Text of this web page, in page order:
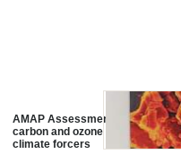
AMAP Assessment 2015 : Black
carbon and ozone as Arctic
climate forcers